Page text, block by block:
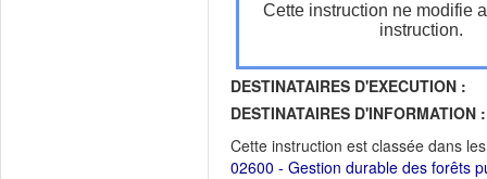
Cette instruction ne modifie
instruction.
DESTINATAIRES D'EXECUTION :
DESTINATAIRES D'INFORMATION :
Cette instruction est classée dans
02600 - Gestion durable des forêts